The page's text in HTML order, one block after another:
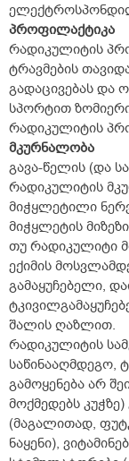
პროფილაქტიკა
რადიკულიტის
ტრავმების
გადაცივებას და
სპორტით
რადიკულიტის
მკურნალობა
გავა-წელის (და
რადიკულიტის
მიჭყლეტილი
მიჭყლეტის
თუ რადიკულიტი
ექიმის
გამაყუჩებელი,
შალის ღაზლით.
რადიკულიტის
საწინააღმდეგო,
გამოყენება არ
მოქმედებს
(მაგალითად,
ნაყენი),